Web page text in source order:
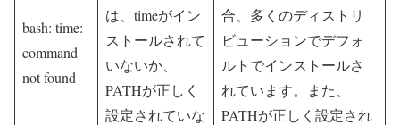
bash: time:
command
not found
は、timeがイン
ストールされて
いないか、
PATHが正しく
設定されていな
合、多くのディストリ
ビューションでデフォ
ルトでインストールさ
れています。また、
PATHが正しく設定され